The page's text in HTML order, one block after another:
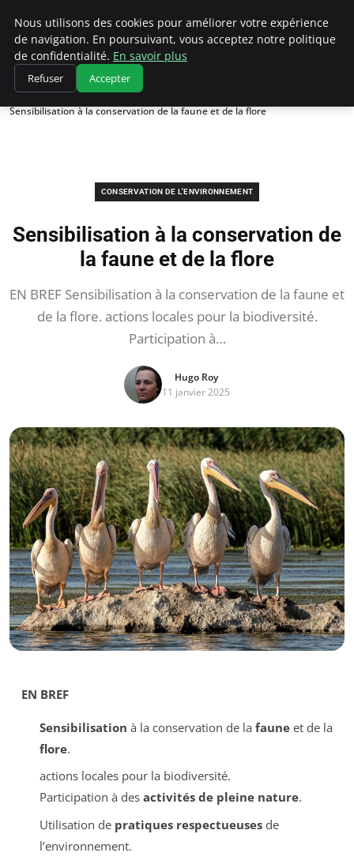
Climatedebtagents
Accueil
Conservation de l'environnement
Sensibilisation à la conservation de la faune et de la flore
CONSERVATION DE L'ENVIRONNEMENT
Sensibilisation à la conservation de
la faune et de la flore
EN BREF Sensibilisation à la conservation de la faune et
de la flore. actions locales pour la biodiversité.
Participation à…
Hugo Roy
11 janvier 2025
EN BREF
Sensibilisation à la conservation de la fauneet de la
flore.
actions locales pour la biodiversité.
Participation à des activités de pleine nature.
Utilisation de pratiques respectueusesde
l’environnement.
Nous utilisons des cookies pour améliorer votre expérience
de navigation. En poursuivant, vous acceptez notre politique
de confidentialité. En savoir plus
Refuser Accepter